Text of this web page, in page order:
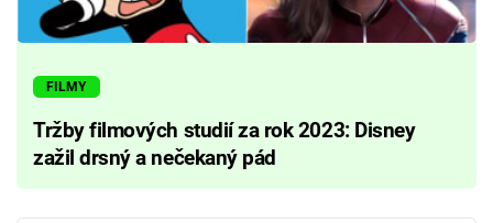
FILMY
Tržby filmových studií za rok 2023: Disney
zažil drsný a nečekaný pád